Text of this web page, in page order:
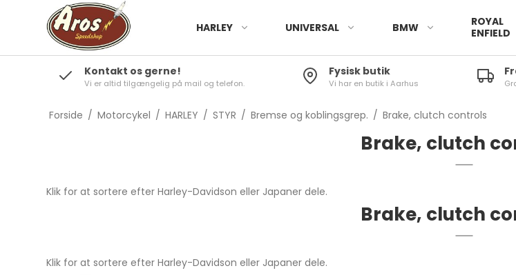
HARLEY UNIVERSAL BMW
ROYAL
ENFIELD
Kontakt os gerne!
Vi er altid tilgængelig på mail og telefon.
Fysisk butik
Vi har en butik i Aarhus
Forside / Motorcykel / HARLEY / STYR / Bremse og koblingsgrep. / Brake, clutch controls
Brake, clutch
Klik for at sortere efter Harley-Davidson eller Japaner dele.
Brake, clutch
Klik for at sortere efter Harley-Davidson eller Japaner dele.